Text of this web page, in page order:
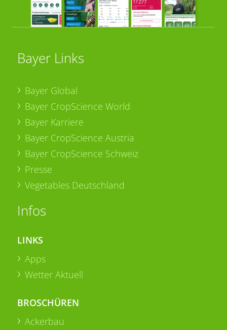
Bayer Links
Bayer Global
Bayer CropScience World
Bayer Karriere
Bayer CropScience Austria
Bayer CropScience Schweiz
Presse
Vegetables Deutschland
Infos
LINKS
Apps
Wetter Aktuell
BROSCHÜREN
Ackerbau